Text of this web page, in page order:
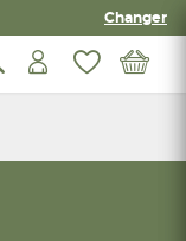
Changer